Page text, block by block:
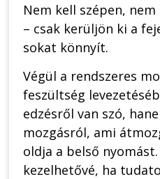
Nem kell szépen,
– csak kerüljön ki a
sokat könnyít.
Végül a rendszeres
feszültség
edzésről van szó,
mozgásról, ami
oldja a belső
kezelhetővé, ha